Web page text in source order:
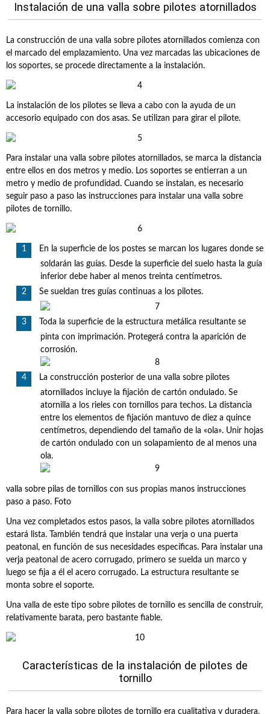
Instalación de una valla sobre pilotes atornillados
La construcción de una valla sobre pilotes atornillados comienza con
el marcado del emplazamiento. Una vez marcadas las ubicaciones de
los soportes, se procede directamente a la instalación.
La instalación de los pilotes se lleva a cabo con la ayuda de un
accesorio equipado con dos asas. Se utilizan para girar el pilote.
Para instalar una valla sobre pilotes atornillados, se marca la distancia
entre ellos en dos metros y medio. Los soportes se entierran a un
metro y medio de profundidad. Cuando se instalan, es necesario
seguir paso a paso las instrucciones para instalar una valla sobre
pilotes de tornillo.
En la superficie de los postes se marcan los lugares donde se
soldarán las guías. Desde la superficie del suelo hasta la guía
inferior debe haber al menos treinta centímetros.
Se sueldan tres guías continuas a los pilotes.
Toda la superficie de la estructura metálica resultante se
pinta con imprimación. Protegerá contra la aparición de
corrosión.
La construcción posterior de una valla sobre pilotes
atornillados incluye la fijación de cartón ondulado. Se
atornilla a los rieles con tornillos para techos. La distancia
entre los elementos de fijación mantuvo de diez a quince
centímetros, dependiendo del tamaño de la «ola». Unir hojas
de cartón ondulado con un solapamiento de al menos una
ola.
valla sobre pilas de tornillos con sus propias manos instrucciones
paso a paso. Foto
Una vez completados estos pasos, la valla sobre pilotes atornillados
estará lista. También tendrá que instalar una verja o una puerta
peatonal, en función de sus necesidades específicas. Para instalar una
verja peatonal de acero corrugado, primero se suelda un marco y
luego se fija a él el acero corrugado. La estructura resultante se
monta sobre el soporte.
Una valla de este tipo sobre pilotes de tornillo es sencilla de construir,
relativamente barata, pero bastante fiable.
Características de la instalación de pilotes de
tornillo
Para hacer la valla sobre pilotes de tornillo era cualitativa y duradera,